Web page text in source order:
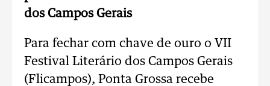
dos Campos Gerais
Para fechar com chave de ouro o VII
Festival Literário dos Campos Gerais
(Flicampos), Ponta Grossa recebe